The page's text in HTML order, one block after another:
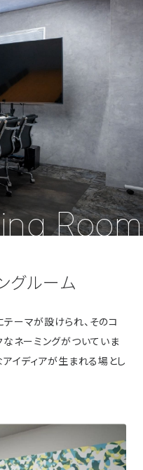
Room
グルーム
ーマが設けられ、そのコ
なネーミングがついていま
イディアが生まれる場とし